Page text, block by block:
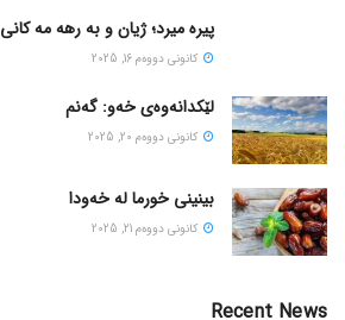
پیره میرد؛ ژیان و به رهه مه کانی
كانونی دووه‌م 16, 2025
لێکدانەوەی خەو: گەنم
كانونی دووه‌م 20, 2025
بینینی خورما لە خەودا
كانونی دووه‌م 21, 2025
Recent News